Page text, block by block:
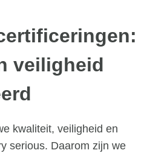
veiligheid
kwaliteit, veiligheid en
serious. Daarom zijn we